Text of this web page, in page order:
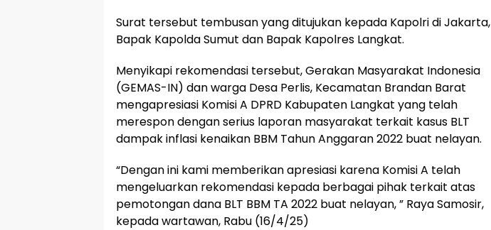
Surat tersebut tembusan yang ditujukan kepada Kapolri di Jakarta,
Bapak Kapolda Sumut dan Bapak Kapolres Langkat.
Menyikapi rekomendasi tersebut, Gerakan Masyarakat Indonesia
(GEMAS-IN) dan warga Desa Perlis, Kecamatan Brandan Barat
mengapresiasi Komisi A DPRD Kabupaten Langkat yang telah
merespon dengan serius laporan masyarakat terkait kasus BLT
dampak inflasi kenaikan BBM Tahun Anggaran 2022 buat nelayan.
“Dengan ini kami memberikan apresiasi karena Komisi A telah
mengeluarkan rekomendasi kepada berbagai pihak terkait atas
pemotongan dana BLT BBM TA 2022 buat nelayan, ” Raya Samosir,
kepada wartawan, Rabu (16/4/25)